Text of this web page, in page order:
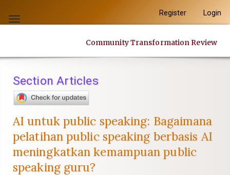
jump
content
Navigation
Main
Sidebar
Toggle
Register Login
Community Transformation Review
Section Articles
AI untuk public speaking: Bagaimana
pelatihan public speaking berbasis AI
meningkatkan kemampuan public
speaking guru?